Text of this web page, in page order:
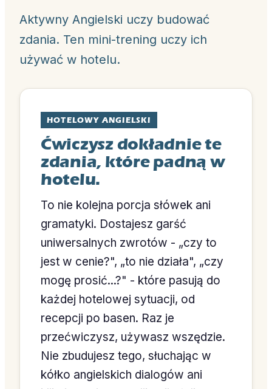
Aktywny Angielski uczy budować
zdania. Ten mini-trening uczy ich
używać w hotelu.
HOTELOWY ANGIELSKI
Ćwiczysz dokładnie te
zdania, które padną w
hotelu.
To nie kolejna porcja słówek ani
gramatyki. Dostajesz garść
uniwersalnych zwrotów - „czy to
jest w cenie?", „to nie działa", „czy
mogę prosić...?" - które pasują do
każdej hotelowej sytuacji, od
recepcji po basen. Raz je
przećwiczysz, używasz wszędzie.
Nie zbudujesz tego, słuchając w
kółko angielskich dialogów ani